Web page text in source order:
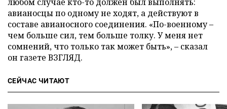
авианосцы по одному не ходят, а действуют в
составе авианосного соединения. «По-военному –
чем больше сил, тем больше толку. У меня нет
сомнений, что только так может быть», – сказал
он газете ВЗГЛЯД.
СЕЙЧАС ЧИТАЮТ